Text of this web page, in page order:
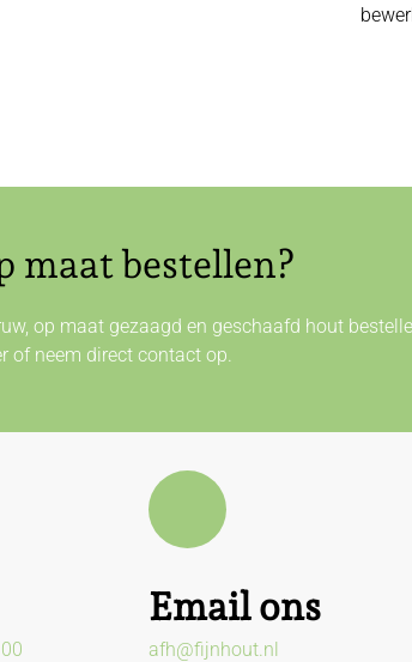
maat bestellen?
op maat gezaagd en geschaafd hout
of neem direct contactop.
Email ons
afh@fijnhout.nl